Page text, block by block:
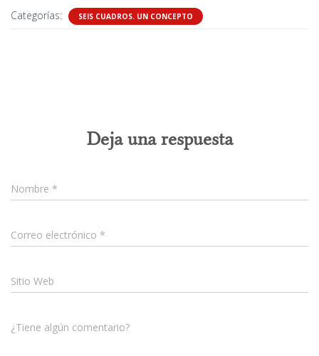
Categorías: SEIS CUADROS. UN CONCEPTO
Deja una respuesta
Nombre *
Correo electrónico *
Sitio Web
¿Tiene algún comentario?